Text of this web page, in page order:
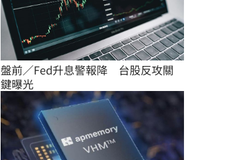
盤前／Fed升息警報降　台股反攻關
鍵曝光